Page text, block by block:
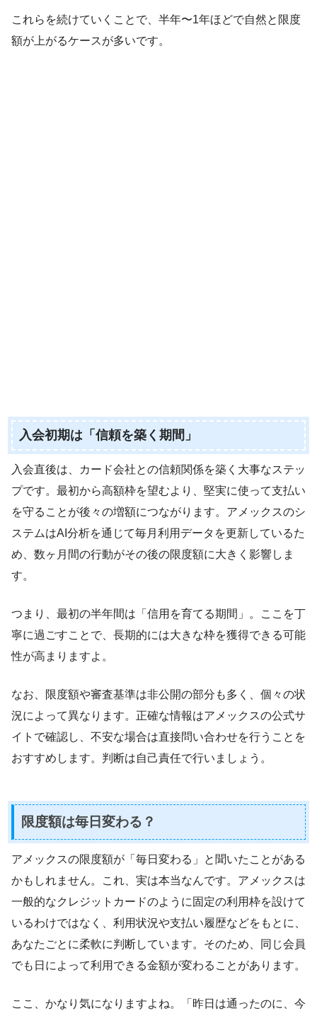
これらを続けていくことで、半年〜1年ほどで自然と限度
額が上がるケースが多いです。
入会初期は「信頼を築く期間」
入会直後は、カード会社との信頼関係を築く大事なステッ
プです。最初から高額枠を望むより、堅実に使って支払い
を守ることが後々の増額につながります。アメックスのシ
ステムはAI分析を通じて毎月利用データを更新しているた
め、数ヶ月間の行動がその後の限度額に大きく影響しま
す。
つまり、最初の半年間は「信用を育てる期間」。ここを丁
寧に過ごすことで、長期的には大きな枠を獲得できる可能
性が高まりますよ。
なお、限度額や審査基準は非公開の部分も多く、個々の状
況によって異なります。正確な情報はアメックスの公式サ
イトで確認し、不安な場合は直接問い合わせを行うことを
おすすめします。判断は自己責任で行いましょう。
限度額は毎日変わる？
アメックスの限度額が「毎日変わる」と聞いたことがある
かもしれません。これ、実は本当なんです。アメックスは
一般的なクレジットカードのように固定の利用枠を設けて
いるわけではなく、利用状況や支払い履歴などをもとに、
あなたごとに柔軟に判断しています。そのため、同じ会員
でも日によって利用できる金額が変わることがあります。
ここ、かなり気になりますよね。「昨日は通ったのに、今